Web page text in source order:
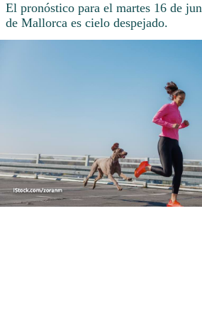
El pronóstico para el martes 16 de
de Mallorca es cielo despejado.